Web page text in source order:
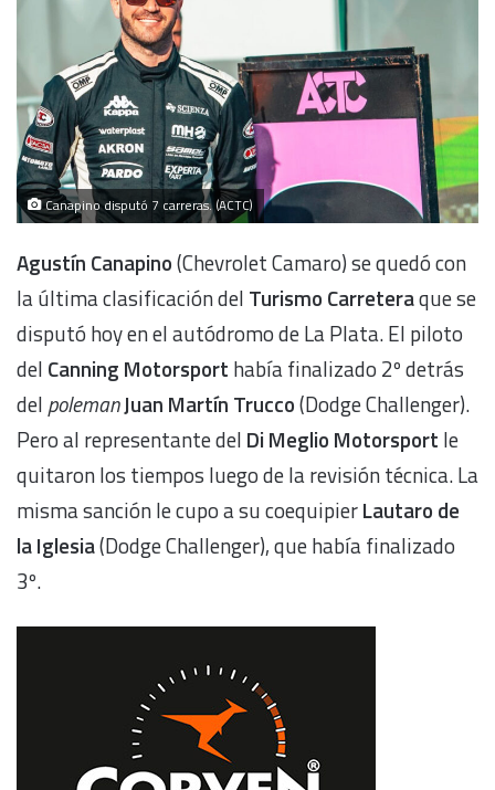
Canapino disputó 7 carreras. (ACTC)
Agustín Canapino(Chevrolet Camaro) se quedó con
la última clasificación del Turismo Carreteraque se
disputó hoy en el autódromo de La Plata. El piloto
del Canning Motorsport había finalizado 2º detrás
del polemanJuan Martín Trucco(Dodge Challenger).
Pero al representante del Di Meglio Motorsport le
quitaron los tiempos luego de la revisión técnica. La
misma sanción le cupo a su coequipierLautaro de
la Iglesia(Dodge Challenger), que había finalizado
3º.